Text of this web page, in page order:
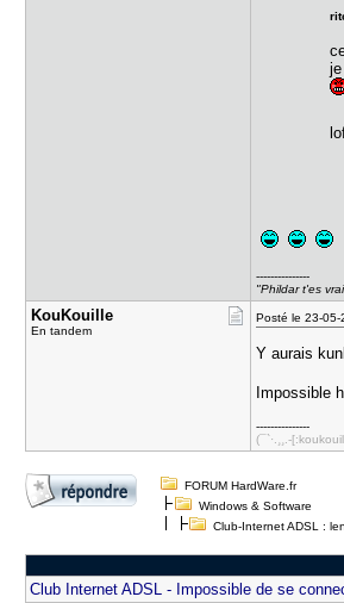
---------------
"Phildar t'es
KouKouille
En tandem
Posté le 23-
Y aurais
Impossible
---------------
(¯`·.¸¸.-
FORUM HardWare.fr
Windows & Software
Club-Internet ADSL :
Club Internet ADSL - Impossible de se